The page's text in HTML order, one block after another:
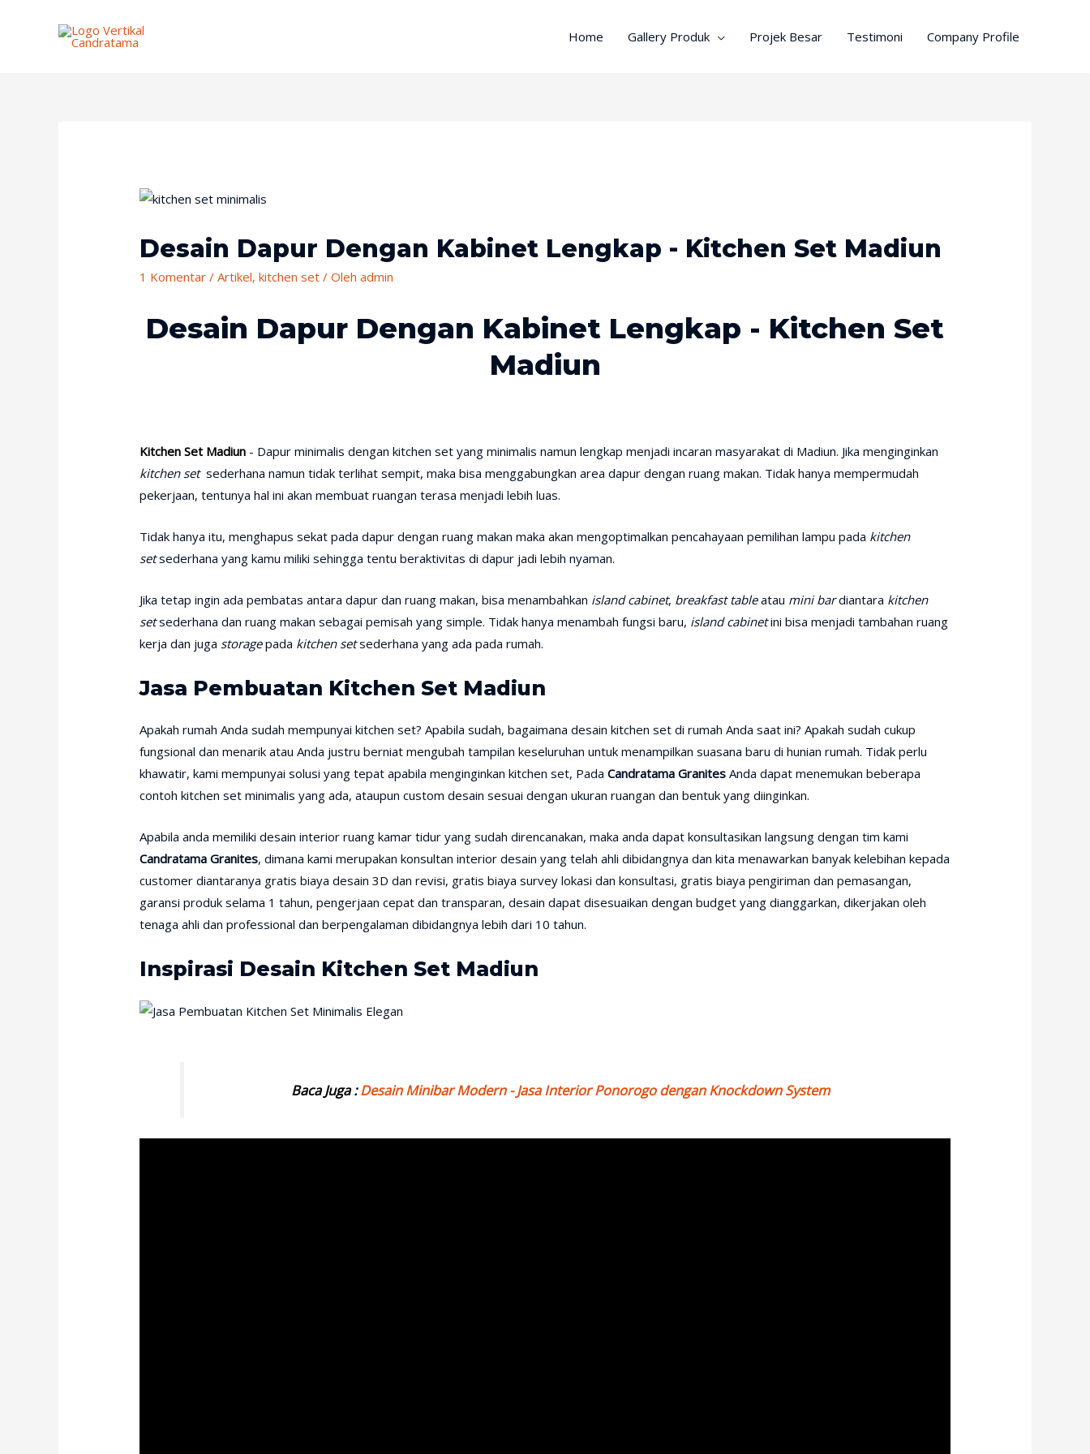
Home Gallery Produk Projek Besar Testimoni Company Profile
Desain Dapur Dengan Kabinet Lengkap - Kitchen Set Madiun
1 Komentar /Artikel,kitchen set / Oleh admin
Desain Dapur Dengan Kabinet Lengkap - Kitchen Set
Madiun
Kitchen Set Madiun - Dapur minimalis dengan kitchen set yang minimalis namun lengkap menjadi incaran masyarakat di Madiun. Jika menginginkan
kitchen set sederhana namun tidak terlihat sempit, maka bisa menggabungkan area dapur dengan ruang makan. Tidak hanya mempermudah
pekerjaan, tentunya hal ini akan membuat ruangan terasa menjadi lebih luas.
Tidak hanya itu, menghapus sekat pada dapur dengan ruang makan maka akan mengoptimalkan pencahayaan pemilihan lampu pada kitchen
setsederhana yang kamu miliki sehingga tentu beraktivitas di dapur jadi lebih nyaman.
Jika tetap ingin ada pembatas antara dapur dan ruang makan, bisa menambahkan island cabinet, breakfast tableatau mini bardiantara kitchen
setsederhana dan ruang makan sebagai pemisah yang simple. Tidak hanya menambah fungsi baru, island cabinetini bisa menjadi tambahan ruang
kerja dan juga storagepada kitchen setsederhana yang ada pada rumah.
Jasa Pembuatan Kitchen Set Madiun
Apakah rumah Anda sudah mempunyai kitchen set? Apabila sudah, bagaimana desain kitchen set di rumah Anda saat ini? Apakah sudah cukup
fungsional dan menarik atau Anda justru berniat mengubah tampilan keseluruhan untuk menampilkan suasana baru di hunian rumah. Tidak perlu
khawatir, kami mempunyai solusi yang tepat apabila menginginkan kitchen set, PadaCandratama Granites Anda dapat menemukan beberapa
contoh kitchen set minimalis yang ada, ataupun custom desain sesuai dengan ukuran ruangan dan bentuk yang diinginkan.
Apabila anda memiliki desain interior ruang kamar tidur yang sudah direncanakan, maka anda dapat konsultasikan langsung dengan tim kami
Candratama Granites, dimana kami merupakan konsultan interior desain yang telah ahli dibidangnya dan kita menawarkan banyak kelebihan kepada
customer diantaranya gratis biaya desain 3D dan revisi, gratis biaya survey lokasi dan konsultasi, gratis biaya pengiriman dan pemasangan,
garansi produk selama 1 tahun, pengerjaan cepat dan transparan, desain dapat disesuaikan dengan budget yang dianggarkan, dikerjakan oleh
tenaga ahli dan professional dan berpengalaman dibidangnya lebih dari 10 tahun.
Inspirasi Desain Kitchen Set Madiun
Baca Juga :Desain Minibar Modern - Jasa Interior Ponorogo dengan Knockdown System